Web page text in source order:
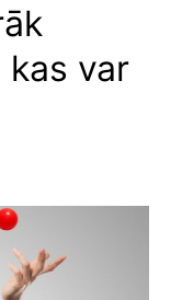
var